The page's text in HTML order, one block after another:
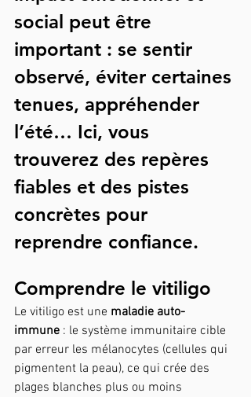
social peut être
important : se sentir
observé, éviter certaines
tenues, appréhender
l’été… Ici, vous
trouverez des repères
fiables et des pistes
concrètes pour
reprendre confiance.
Comprendre le vitiligo
Le vitiligo est une maladie auto-
immune : le système immunitaire cible
par erreur les mélanocytes (cellules qui
pigmentent la peau), ce qui crée des
plages blanches plus ou moins